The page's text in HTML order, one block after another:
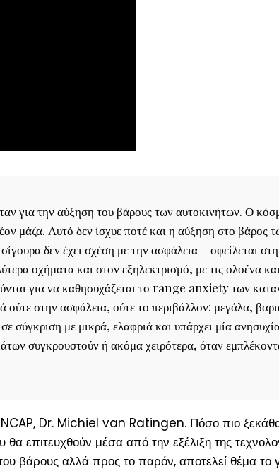
για την αύξηση του βάρους των αυτοκινήτων. Ο
μάζα. Αυτό δεν ίσχυε ποτέ και η αύξηση στο βάρος
δεν έχει σχέση με την ασφάλεια – οφείλεται
οχήματα και στον εξηλεκτρισμό, με τις ολοένα και
για να καθησυχάζεται το range anxiety των
ούτε στην ασφάλεια, ούτε το περιβάλλον: μεγάλα,
σύγκριση με μικρά, ελαφριά και υπάρχει μία
συγκρουστούν ή ακόμα χειρότερα, όταν
Dr. Michiel van Ratingen. Πόσο πιο
επιτευχθούν μέσα από την εξέλιξη της
βάρους αλλά προς το παρόν, αποτελεί θέμα το